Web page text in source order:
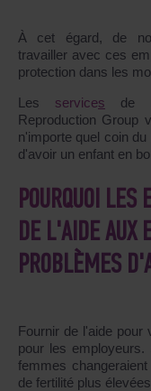
À cet égard, de
travailler avec ces
protection dans les
Les services de
Reproduction Group
n'importe quel coin
d'avoir un enfant en
POURQUOI
DE L'AIDE AUX
PROBLÈMES
Fournir de l'aide pour
pour les
femmes
de fertilité plus